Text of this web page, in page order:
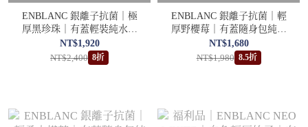
ENBLANC 銀離子抗菌｜極
厚黑珍珠｜有蓋輕裝純水濕
紙巾｜36抽30包
NT$1,920
NT$2,400 8折
ENBLANC 銀離子抗菌｜輕
厚野櫻莓｜有蓋隨身包純水
濕紙巾｜26抽36包
NT$1,680
NT$1,980 8.5折